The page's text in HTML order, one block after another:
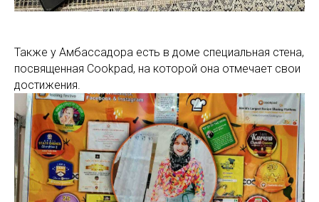
Также у Амбассадора есть в доме специальная стена,
посвященная Cookpad, на которой она отмечает свои
достижения.